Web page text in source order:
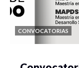
CONVOCATORIAS